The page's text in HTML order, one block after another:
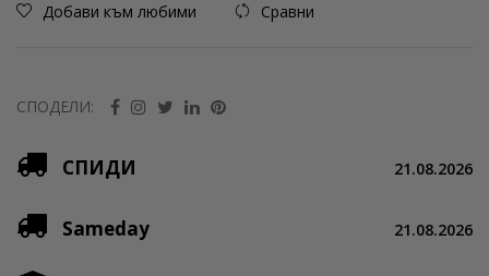
Добави към любими Сравни
СПОДЕЛИ:
СПИДИ 21.08.2026
Sameday 21.08.2026